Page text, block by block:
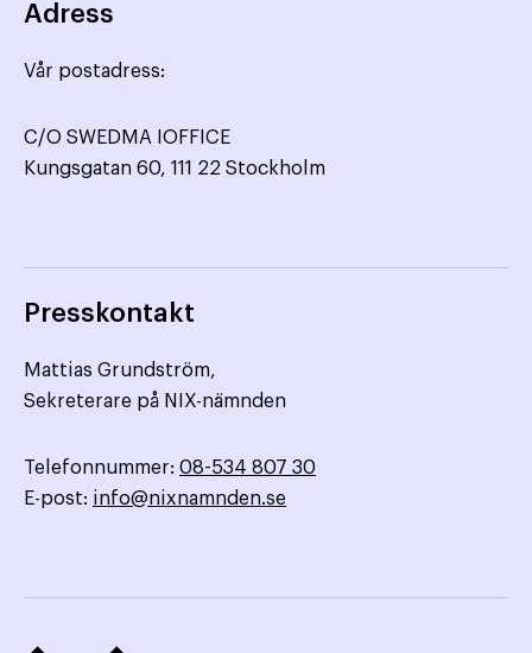
Adress
Vår postadress:
C/O SWEDMA IOFFICE
Kungsgatan 60, 111 22 Stockholm
Presskontakt
Mattias Grundström,
Sekreterare på NIX-nämnden
Telefonnummer: 08-534 807 30
E-post: info@nixnamnden.se